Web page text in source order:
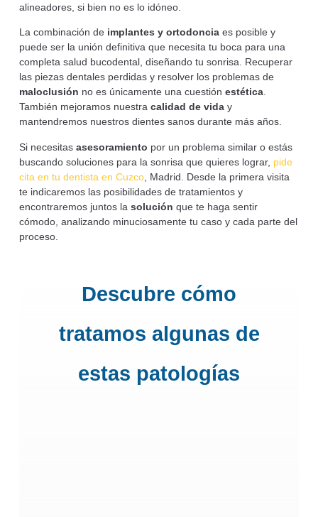
alineadores, si bien no es lo idóneo.
La combinación de implantes y ortodoncia es posible y
puede ser la unión definitiva que necesita tu boca para una
completa salud bucodental, diseñando tu sonrisa. Recuperar
las piezas dentales perdidas y resolver los problemas de
maloclusión no es únicamente una cuestiónestética
También mejoramos nuestracalidad de vida y
mantendremos nuestros dientes sanos durante más años.
Si necesitasasesoramiento por un problema similar o estás
buscando soluciones para la sonrisa que quieres lograr, pide
cita en tu dentista en Cuzco , Madrid. Desde la primera visita
te indicaremos las posibilidades de tratamientos y
encontraremos juntos lasolución que te haga sentir
cómodo, analizando minuciosamente tu caso y cada parte del
proceso.
Descubre cómo
tratamos algunas de
estas patologías